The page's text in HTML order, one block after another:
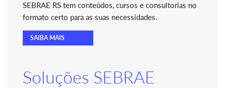
SEBRAE RS tem conteúdos, cursos e consultorias no
formato certo para as suas necessidades.
SAIBA MAIS
Soluções SEBRAE